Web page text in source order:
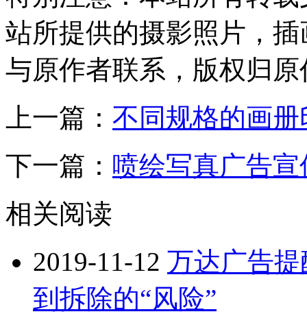
站所提供的摄影照片，
与原作者联系，版权归
上一篇： 不同规格的画
下一篇： 喷绘写真广告
相关阅读
2019-11-12 万达广告
到拆除的“风险”